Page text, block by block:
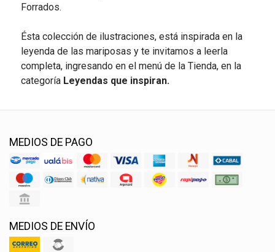
Forrados.
Ésta colección de ilustraciones, está inspirada en la
leyenda de las mariposas y te invitamos a leerla
completa, ingresando en el menú de la Tienda, en la
categoría Leyendas que inspiran.
MEDIOS DE PAGO
MEDIOS DE ENVÍO